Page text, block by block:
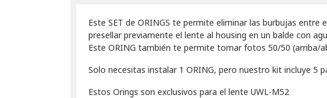
Este SET de ORINGS te permite eliminar las burbujas entre
presellar previamente el lente al housing en un balde con
Este ORING también te permite tomar fotos 50/50 (arriba/
Solo necesitas instalar 1 ORING, pero nuestro kit incluye 5
Estos Orings son exclusivos para el lente UWL-M52